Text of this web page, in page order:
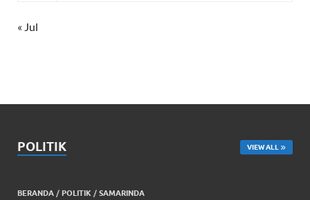
« Jul
POLITIK VIEW ALL
BERANDA / POLITIK / SAMARINDA